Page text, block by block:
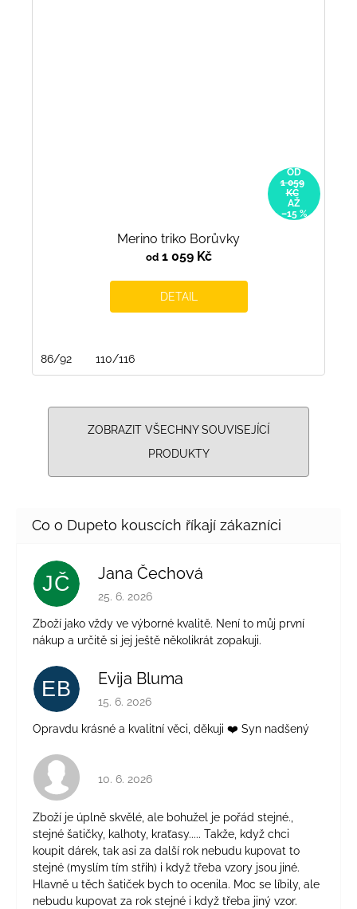
OD
1 059
KČ
AŽ
–15 %
Merino triko Borůvky
od1 059 Kč
DETAIL
86/92 110/116
ZOBRAZIT VŠECHNY SOUVISEJÍCÍ
PRODUKTY
JČ Jana Čechová
Hodnocení obchodu je 5 z 5 hvězdiček.
25. 6. 2026
Zboží jako vždy ve výborné kvalitě. Není to můj první
nákup a určitě si jej ještě několikrát zopakuji.
EB Evija Bluma
Hodnocení obchodu je 5 z 5 hvězdiček.
15. 6. 2026
Opravdu krásné a kvalitní věci, děkuji ❤️ Syn nadšený
Hodnocení obchodu je 4 z 5 hvězdiček.
10. 6. 2026
Zboží je úplně skvělé, ale bohužel je pořád stejné.,
stejné šatičky, kalhoty, kraťasy..... Takže, když chci
koupit dárek, tak asi za další rok nebudu kupovat to
stejné (myslím tím střih) i když třeba vzory jsou jiné.
Hlavně u těch šatiček bych to ocenila. Moc se líbily, ale
nebudu kupovat za rok stejné i když třeba jiný vzor.